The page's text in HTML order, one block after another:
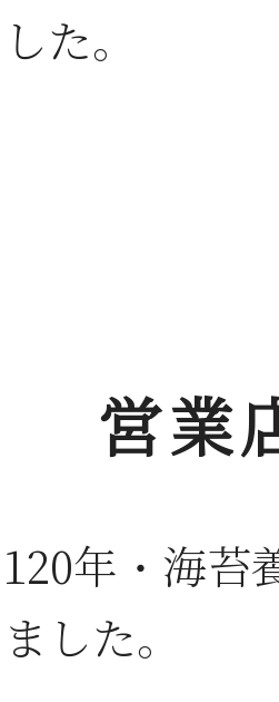
た。
営業
年・海苔
した。